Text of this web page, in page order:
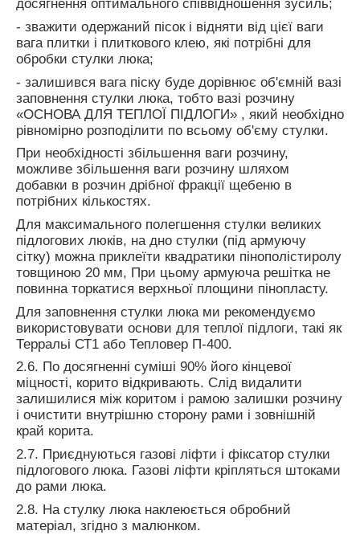
- зважити одержаний пісок і відняти від цієї ваги
вага плитки і плиткового клею, які потрібні для
обробки стулки люка;
- залишився вага піску буде дорівнює об'ємній вазі
заповнення стулки люка, тобто вазі розчину
«ОСНОВА ДЛЯ ТЕПЛОЇ ПІДЛОГИ» , який необхідно
рівномірно розподілити по всьому об'єму стулки.
При необхідності збільшення ваги розчину,
можливе збільшення ваги розчину шляхом
добавки в розчин дрібної фракції щебеню в
потрібних кількостях.
Для максимального полегшення стулки великих
підлогових люків, на дно стулки (під армуючу
сітку) можна приклеїти квадратики пінополістиролу
товщиною 20 мм, При цьому армуюча решітка не
повинна торкатися верхньої площини пінопласту.
Для заповнення стулки люка ми рекомендуємо
використовувати основи для теплої підлоги, такі як
Терральі СТ1 або Тепловер П-400.
2.6. По досягненні суміші 90% його кінцевої
міцності, корито відкривають. Слід видалити
залишилися між коритом і рамою залишки розчину
і очистити внутрішню сторону рами і зовнішній
край корита.
2.7. Приєднуються газові ліфти і фіксатор стулки
підлогового люка. Газові ліфти кріпляться штоками
до рами люка.
2.8. На стулку люка наклеюється обробний
матеріал, згідно з малюнком.